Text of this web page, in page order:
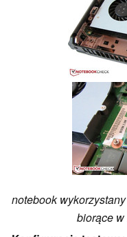
notebook
biorące w